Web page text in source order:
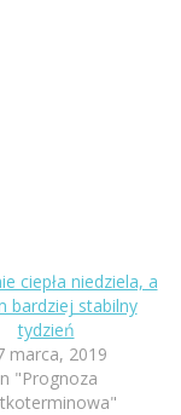
ciepła niedziela, a
bardziej stabilny
tydzień
marca, 2019
"Prognoza